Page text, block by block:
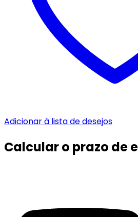
Adicionar à lista de desejos
Calcular o prazo de